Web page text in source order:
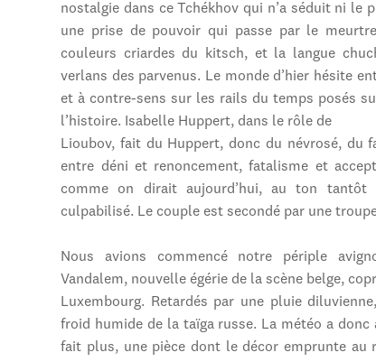
nostalgie dans ce Tchékhov qui n’a séduit ni
une prise de pouvoir qui passe par le
couleurs criardes du kitsch, et la langue
verlans des parvenus. Le monde d’hier hésite
et à contre-sens sur les rails du temps posés
l’histoire. Isabelle Huppert, dans le rôle de
Lioubov, fait du Huppert, donc du névrosé, du
entre déni et renoncement, fatalisme et
comme on dirait aujourd’hui, au ton tantôt
culpabilisé. Le couple est secondé par une
Nous avions commencé notre périple
Vandalem, nouvelle égérie de la scène belge,
Luxembourg. Retardés par une pluie
froid humide de la taïga russe. La météo a donc
fait plus, une pièce dont le décor emprunte au